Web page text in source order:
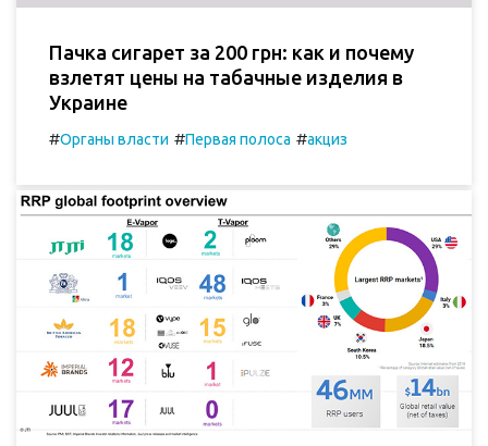
Пачка сигарет за 200 грн: как и почему
взлетят цены на табачные изделия в
Украине
#Органы власти #Первая полоса #акциз